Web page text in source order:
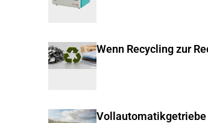
Wenn Recycling zur